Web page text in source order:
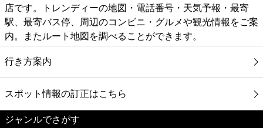
店です。トレンディーの地図・電話番号・天気予報・最寄
駅、最寄バス停、周辺のコンビニ・グルメや観光情報をご案
内。またルート地図を調べることができます。
行き方案内
スポット情報の訂正はこちら
ジャンルでさがす